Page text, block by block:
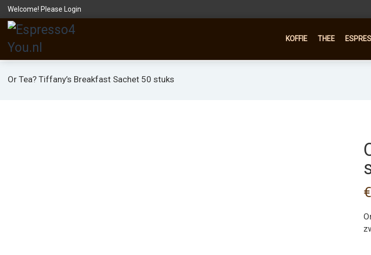
Welcome! Please Login
KOFFIE THEE
Or Tea? Tiffany’s Breakfast Sachet 50 stuks
€